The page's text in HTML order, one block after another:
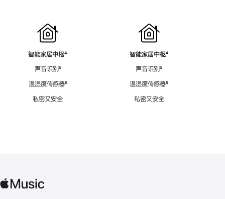
智能家居中枢脚
⁴
声音识别脚
⁵
温湿度传感器脚
⁶
私密又安全
智能家居中枢脚
⁴
声音识别脚
⁵
温湿度传感器脚
⁶
私密又安全